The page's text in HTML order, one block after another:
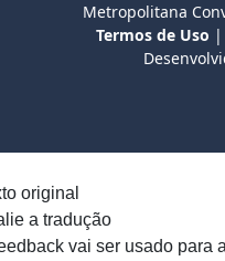
Metropolitana
Termos de Uso |
original
a tradução
vai ser usado para